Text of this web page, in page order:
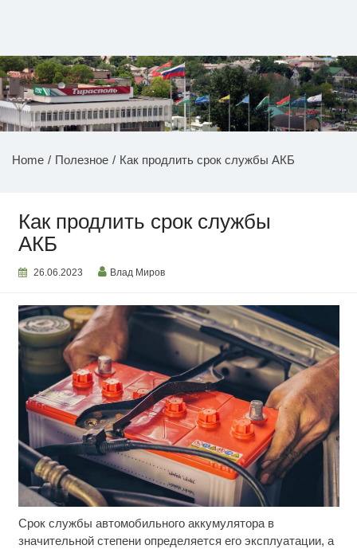
НОВОСТИ ПРИДНЕСТРОВЬЯ
Home Полезное Как продлить срок службы АКБ
Как продлить срок службы
АКБ
26.06.2023 Влад Миров
Срок службы автомобильного аккумулятора в
значительной степени определяется его эксплуатации, а
Скрытая камера на пляже Крыма: Что люди
вытворяют, когда их не видят...